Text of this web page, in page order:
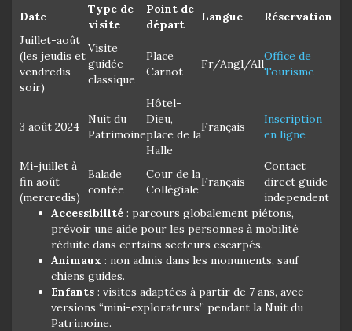
Date
Type de
visite
Point de
départ
Langue
Réservation
Juillet-août
(les jeudis et
vendredis
soir)
Visite
guidée
classique
Place
Carnot
Fr/Angl/All
Office de
Tourisme
3 août 2024
Nuit du
Patrimoine
Hôtel-
Dieu,
place de la
Halle
Français
Inscription
en ligne
Mi-juillet à
fin août
(mercredis)
Balade
contée
Cour de la
Collégiale
Français
Contact
direct guide
independent
Accessibilité : parcours globalement piétons,
prévoir une aide pour les personnes à mobilité
réduite dans certains secteurs escarpés.
Animaux : non admis dans les monuments, sauf
chiens guides.
Enfants : visites adaptées à partir de 7 ans, avec
versions “mini-explorateurs” pendant la Nuit du
Patrimoine.